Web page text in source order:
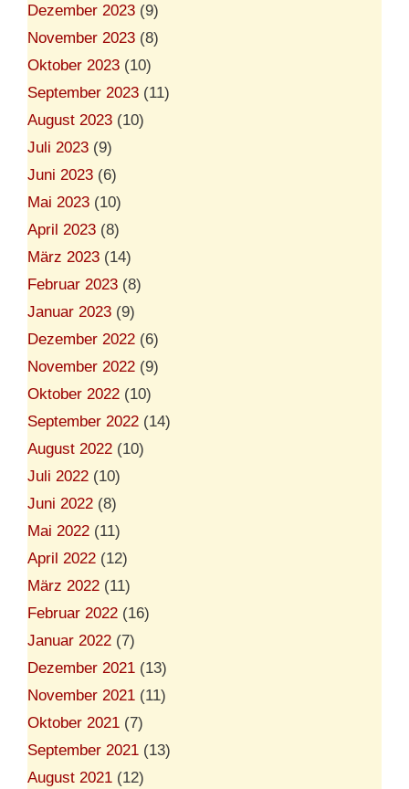
Dezember 2023 (9)
November 2023 (8)
Oktober 2023 (10)
September 2023 (11)
August 2023 (10)
Juli 2023 (9)
Juni 2023 (6)
Mai 2023 (10)
April 2023 (8)
März 2023 (14)
Februar 2023 (8)
Januar 2023 (9)
Dezember 2022 (6)
November 2022 (9)
Oktober 2022 (10)
September 2022 (14)
August 2022 (10)
Juli 2022 (10)
Juni 2022 (8)
Mai 2022 (11)
April 2022 (12)
März 2022 (11)
Februar 2022 (16)
Januar 2022 (7)
Dezember 2021 (13)
November 2021 (11)
Oktober 2021 (7)
September 2021 (13)
August 2021 (12)